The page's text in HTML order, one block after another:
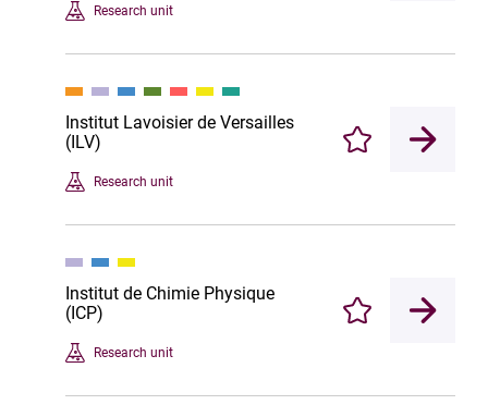
Research unit
Institut Lavoisier de Versailles
(ILV)
Research unit
Enregistrer
Institut de Chimie Physique
(ICP)
Research unit
Enregistrer